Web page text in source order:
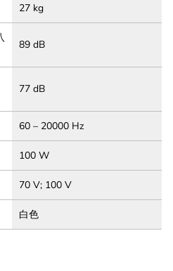
27 kg
89 dB
77 dB
60 – 20000 Hz
100 W
70 V; 100 V
白色